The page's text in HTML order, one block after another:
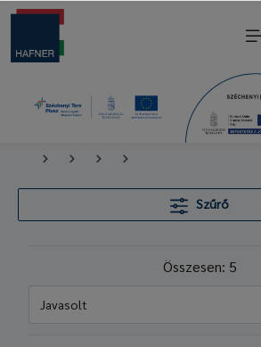
Szűrő
Összesen: 5